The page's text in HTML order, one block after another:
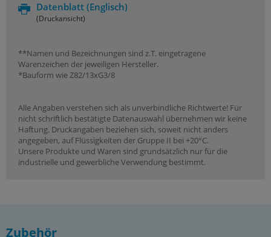
Datenblatt (Englisch)
(Druckansicht)
**Namen und Bezeichnungen sind z.T. eingetragene
Warenzeichen der jeweiligen Hersteller.
*Bauform wie Z82/13xG3/8
Alle Angaben verstehen sich als unverbindliche Richtwerte! Für
nicht schriftlich bestätigte Datenauswahl übernehmen wir keine
Haftung. Druckangaben beziehen sich, soweit nicht anders
angegeben, auf Flüssigkeiten der Gruppe II bei +20°C.
Unsere Produkte und Waren sind grundsätzlich nur für die
industrielle und gewerbliche Verwendung bestimmt.
Zubehör